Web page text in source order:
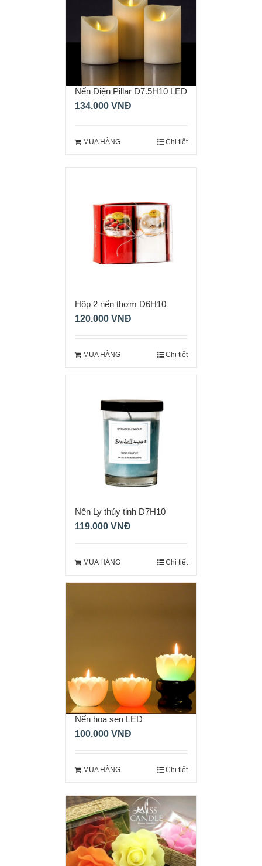
Nến Điện Pillar D7.5H10 LED
134.000 VNĐ
MUA HÀNG Chi tiết
Hộp 2 nến thơm D6H10
NQM 0109
120.000 VNĐ
MUA HÀNG Chi tiết
Nến Ly thủy tinh D7H10
119.000 VNĐ
MUA HÀNG Chi tiết
Nến hoa sen LED
100.000 VNĐ
MUA HÀNG Chi tiết